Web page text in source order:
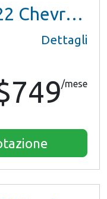
Chevrolet Trax LS
Dettagli
/mese